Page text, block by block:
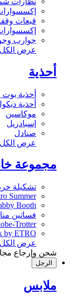
قبعات
جوارب
عرض الكل
أحذية
أحذية
أحذية
موكاسين
إسبادريل
صنادل
عرض الكل
مجموعة
تشكيلة
Summer
Booth
فساتين
Trotter
by ETRO
عرض الكل
شحن وإرجاع
الرجل
ملابس